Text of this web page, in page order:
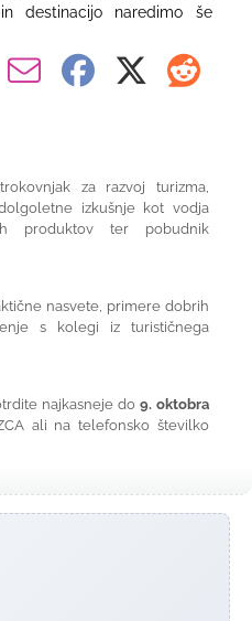
destinacijo naredimo še
za razvoj turizma,
izkušnje kot vodja
produktov ter pobudnik
nasvete, primere dobrih
s kolegi iz turističnega
najkasneje do 9. oktobra
ali na telefonsko številko